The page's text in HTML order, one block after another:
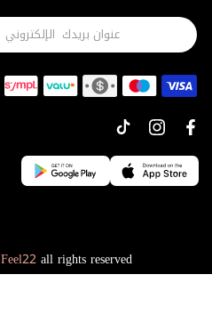
Feel22all rights reserved.